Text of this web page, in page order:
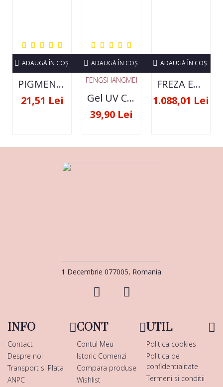
PIGMENT NEON SET 12 CULORI
21,51 Lei
ADAUGĂ ÎN COŞ
FENGSHANGMEI
Gel UV Constructie FSM 50ML - 07
39,90 Lei
ADAUGĂ ÎN COŞ
FREZA ELECTRICA STRONG 210 35000 RPM- ORIGINALA
1.088,01 Lei
ADAUGĂ ÎN COŞ
1 Decembrie 077005, Romania
INFO
Contact
Despre noi
Transport si Plata
ANPC
CONT
Contul Meu
Istoric Comenzi
Compara produse
Wishlist
UTIL
Politica cookies
Politica de
confidentialitate
Termeni si conditii